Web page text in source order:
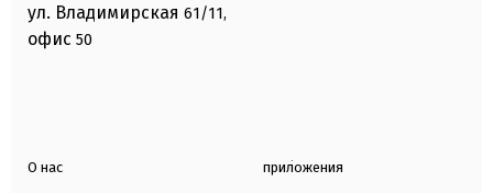
ул. Владимирская 61/11,
офис 50
О нас приложения